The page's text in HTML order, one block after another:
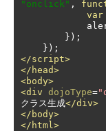
"onclick" ,
var
});
});
</script>
</head>
<body>
<div dojoType=
クラス生成</div>
</body>
</html>